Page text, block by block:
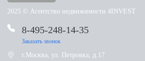
2025 © Агентство недвижимости 4INVEST
8-495-248-14-35
Заказать звонок
г.Москва, ул. Петровка, д.17